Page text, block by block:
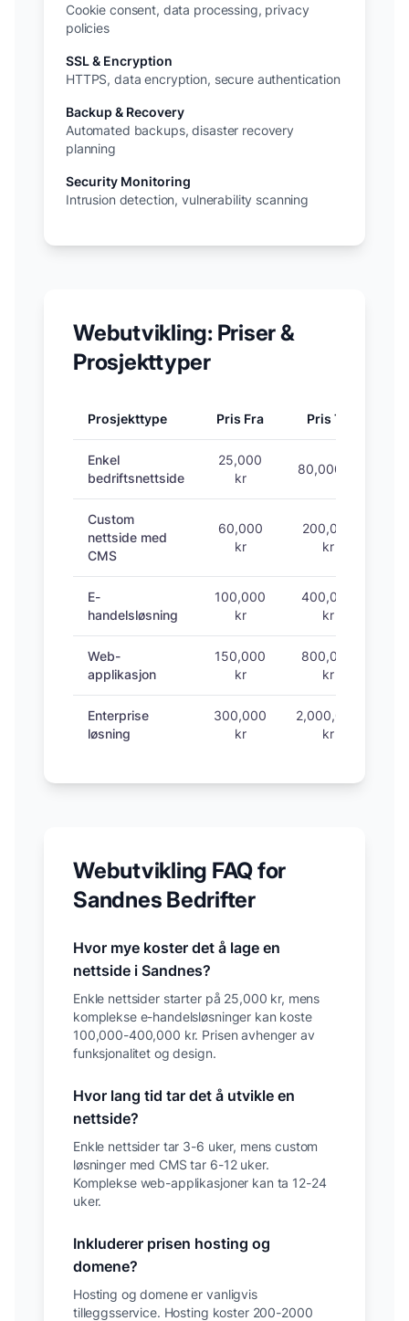
Cookie consent, data processing, privacy
policies
SSL & Encryption
HTTPS, data encryption, secure authentication
Backup & Recovery
Automated backups, disaster recovery
planning
Security Monitoring
Intrusion detection, vulnerability scanning
Webutvikling: Priser &
Prosjekttyper
Prosjekttype Pris Fra Pris Til
Enkel
bedriftsnettside
25,000
kr
80,000 kr
Custom
nettside med
CMS
60,000
kr
200,000
kr
E-
handelsløsning
100,000
kr
400,000
kr
Web-
applikasjon
150,000
kr
800,000
kr
Enterprise
løsning
300,000
kr
2,000,000
kr
Webutvikling FAQ for
Sandnes Bedrifter
Hvor mye koster det å lage en
nettside i Sandnes?
Enkle nettsider starter på 25,000 kr, mens
komplekse e-handelsløsninger kan koste
100,000-400,000 kr. Prisen avhenger av
funksjonalitet og design.
Hvor lang tid tar det å utvikle en
nettside?
Enkle nettsider tar 3-6 uker, mens custom
løsninger med CMS tar 6-12 uker.
Komplekse web-applikasjoner kan ta 12-24
uker.
Inkluderer prisen hosting og
domene?
Hosting og domene er vanligvis
tilleggsservice. Hosting koster 200-2000